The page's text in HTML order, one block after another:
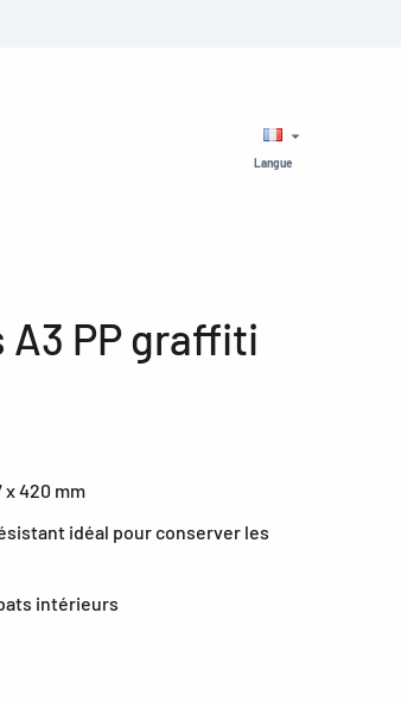
Langue
A3 PP graffiti
x 420 mm
idéal pour conserver les
intérieurs